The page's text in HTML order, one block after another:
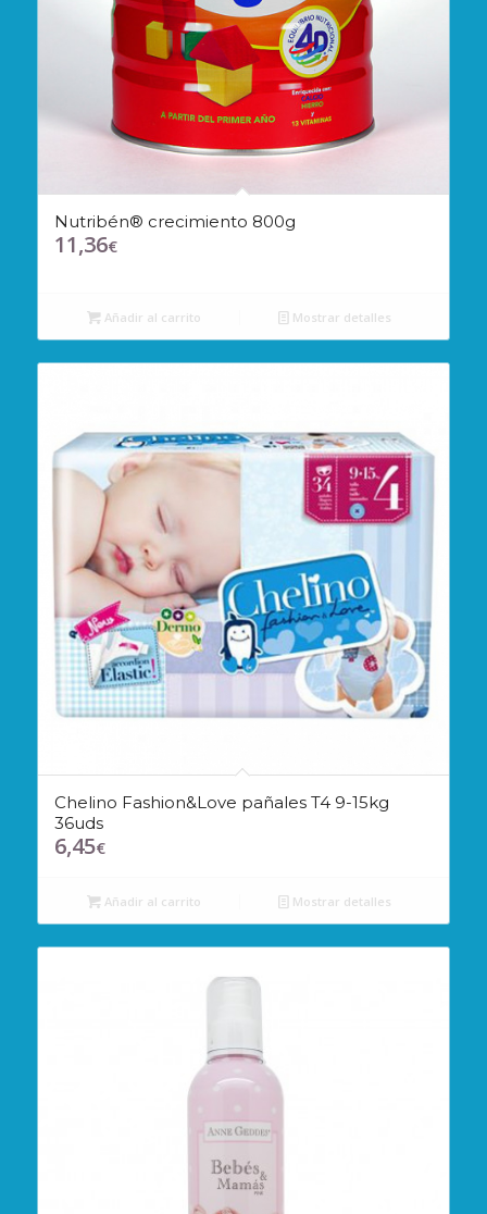
Nutribén® crecimiento 800g
11,36€
Añadir al carrito Mostrar detalles
Chelino Fashion&Love pañales T4 9-15kg
36uds
6,45€
Añadir al carrito Mostrar detalles